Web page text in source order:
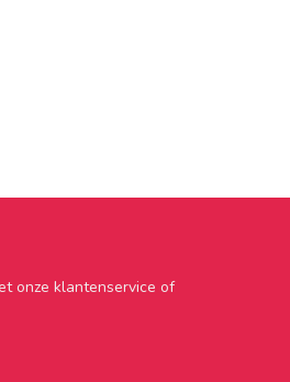
onze klantenservice of